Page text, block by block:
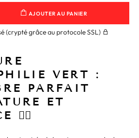
AJOUTER AU PANIER
(crypté grâce au protocole SSL)
VERT :
PARFAIT
ET
🏋️‍♂️